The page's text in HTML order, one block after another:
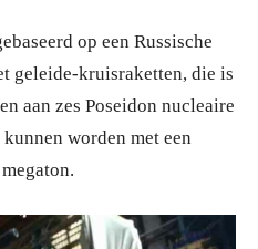
op een Russische
geleide-kruisraketten, die is
aan zes Poseidon nucleaire
worden met een